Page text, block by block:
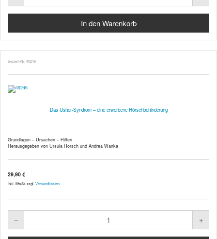
Bestell-Nr. 49246
Das Usher-Syndrom – eine erworbene Hörsehbehinderung
Grundlagen – Ursachen – Hilfen
Herausgegeben von Ursula Horsch und Andrea Wanka
29,90 €
inkl. MwSt. zzgl. Versandkosten